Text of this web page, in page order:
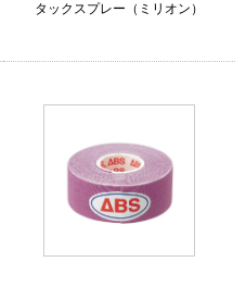
タックスプレー（ミリオン）